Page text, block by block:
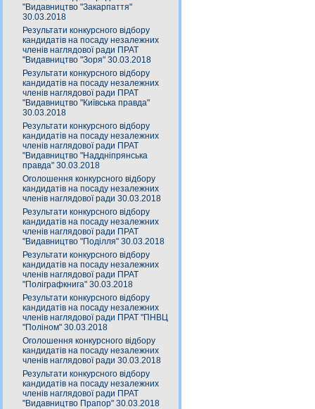
"Видавництво "Закарпаття"
30.03.2018
Результати конкурсного відбору
кандидатів на посаду незалежних
членів наглядової ради ПРАТ
"Видавництво "Зоря" 30.03.2018
Результати конкурсного відбору
кандидатів на посаду незалежних
членів наглядової ради ПРАТ
"Видавництво "Київська правда"
30.03.2018
Результати конкурсного відбору
кандидатів на посаду незалежних
членів наглядової ради ПРАТ
"Видавництво "Наддніпрянська
правда" 30.03.2018
Оголошення конкурсного відбору
кандидатів на посаду незалежних
членів наглядової ради 30.03.2018
Результати конкурсного відбору
кандидатів на посаду незалежних
членів наглядової ради ПРАТ
"Видавництво "Поділля" 30.03.2018
Результати конкурсного відбору
кандидатів на посаду незалежних
членів наглядової ради ПРАТ
"Поліграфкнига" 30.03.2018
Результати конкурсного відбору
кандидатів на посаду незалежних
членів наглядової ради ПРАТ "ПНВЦ
"Поліном" 30.03.2018
Оголошення конкурсного відбору
кандидатів на посаду незалежних
членів наглядової ради 30.03.2018
Результати конкурсного відбору
кандидатів на посаду незалежних
членів наглядової ради ПРАТ
"Видавництво Прапор" 30.03.2018